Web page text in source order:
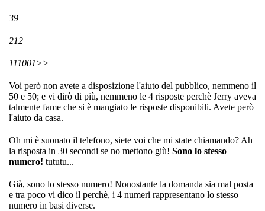
39
212
111001>>
Voi però non avete a disposizione l'aiuto del pubblico, nemmeno il
50 e 50; e vi dirò di più, nemmeno le 4 risposte perchè Jerry aveva
talmente fame che si è mangiato le risposte disponibili. Avete però
l'aiuto da casa.
Oh mi è suonato il telefono, siete voi che mi state chiamando? Ah
la risposta in 30 secondi se no mettono giù! Sono lo stesso
numero! tututu...
Già, sono lo stesso numero! Nonostante la domanda sia mal posta
e tra poco vi dico il perchè, i 4 numeri rappresentano lo stesso
numero in basi diverse.